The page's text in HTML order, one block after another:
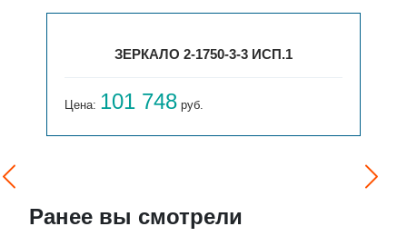
ЗЕРКАЛО 2-1750-3-3 ИСП.1
Цена: 101 748 руб.
Ранее вы смотрели